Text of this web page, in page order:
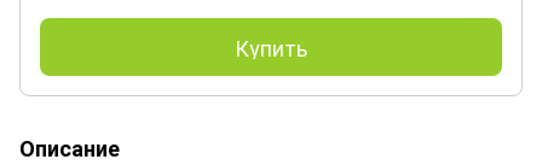
Купить
Описание